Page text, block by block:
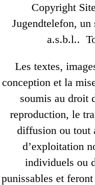
Copyright
Jugendtelefon, un
a.s.b.l..
Les textes,
conception et la
soumis au droit
reproduction, le
diffusion ou tout
d’exploitation
individuels ou
punissables et